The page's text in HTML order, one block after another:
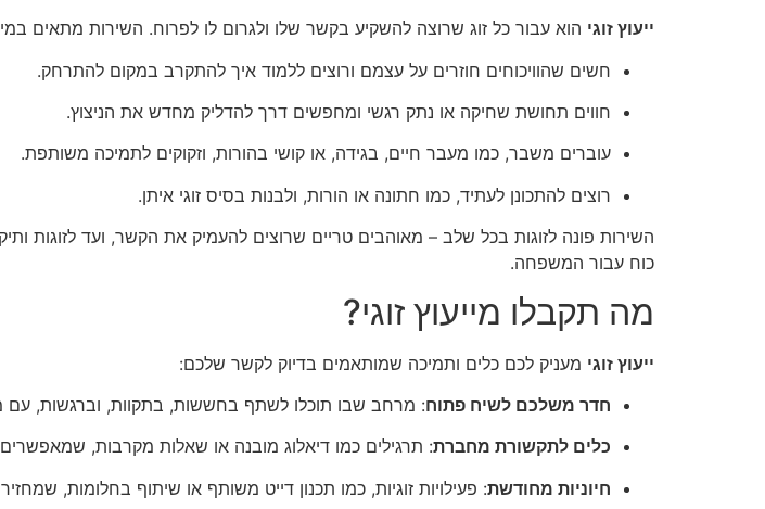
ייעוץ זוגי הוא עבור כל זוג שרוצה להשקיע בקשר שלו ולגרום לו לפרוח. השירות מתאים
חשים שהוויכוחים חוזרים על עצמם ורוצים ללמוד איך להתקרב במקום להתרחק.
חווים תחושת שחיקה או נתק רגשי ומחפשים דרך להדליק מחדש את הניצוץ.
עוברים משבר, כמו מעבר חיים, בגידה, או קושי בהורות, וזקוקים לתמיכה משותפת.
רוצים להתכונן לעתיד, כמו חתונה או הורות, ולבנות בסיס זוגי איתן.
השירות פונה לזוגות בכל שלב – מאוהבים טריים שרוצים להעמיק את הקשר, ועד לזוגות
כוח עבור המשפחה.
מה תקבלו מייעוץ זוגי?
ייעוץ זוגי מעניק לכם כלים ותמיכה שמותאמים בדיוק לקשר שלכם:
חדר משלכם לשיח פתוח: מרחב שבו תוכלו לשתף בחששות, בתקוות, וברגשות,
כלים לתקשורת מחברת: תרגילים כמו דיאלוג מובנה או שאלות מקרבות,
חיוניות מחודשת: פעילויות זוגיות, כמו תכנון דייט משותף או שיתוף בחלומות,